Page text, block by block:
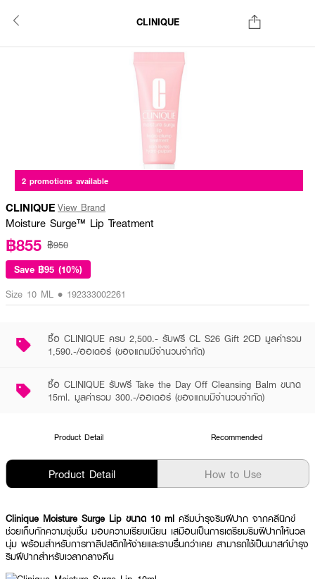
CLINIQUE
2 promotions available
CLINIQUE View Brand
Moisture Surge™ Lip Treatment
฿855 ฿950
Save ฿95 (10%)
Size 10 ML • 192333002261
ซื้อ CLINIQUE ครบ 2,500.- รับฟรี CL S26 Gift 2CD มูลค่ารวม
1,590.-/ออเดอร์ (ของแถมมีจำนวนจำกัด)
ซื้อ CLINIQUE รับฟรี Take the Day Off Cleansing Balm ขนาด
15ml. มูลค่ารวม 300.-/ออเดอร์ (ของแถมมีจำนวนจำกัด)
Product Detail Recommended
Product Detail How to Use
Clinique Moisture Surge Lip ขนาด 10 ml ครีมบำรุงริมฝีปาก จากคลีนิกข์
ช่วยเก็บกักความชุ่มชื้น มอบความเรียบเนียน เสมือนเป็นการเตรียมริมฝีปากให้นวล
นุ่ม พร้อมสำหรับการทาลิปสติกให้ง่ายและราบรื่นกว่าเคย สามารถใช้เป็นมาสก์บำรุง
ริมฝีปากสำหรับเวลากลางคืน